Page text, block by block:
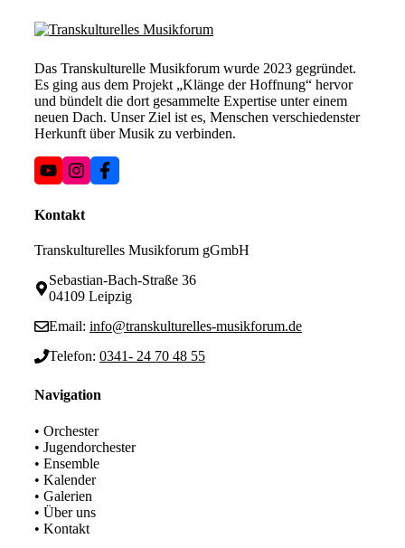
Das Transkulturelle Musikforum wurde 2023 gegründet.
Es ging aus dem Projekt „Klänge der Hoffnung“ hervor
und bündelt die dort gesammelte Expertise unter einem
neuen Dach. Unser Ziel ist es, Menschen verschiedenster
Herkunft über Musik zu verbinden.
Kontakt
Transkulturelles Musikforum gGmbH
Sebastian-Bach-Straße 36
04109 Leipzig
Email: info@transkulturelles-musikforum.de
Telefon: 0341- 24 70 48 55
Navigation
• Orchester
• Jugendorchester
• Ensemble
• Kalender
• Galerien
• Über uns
• Kontakt